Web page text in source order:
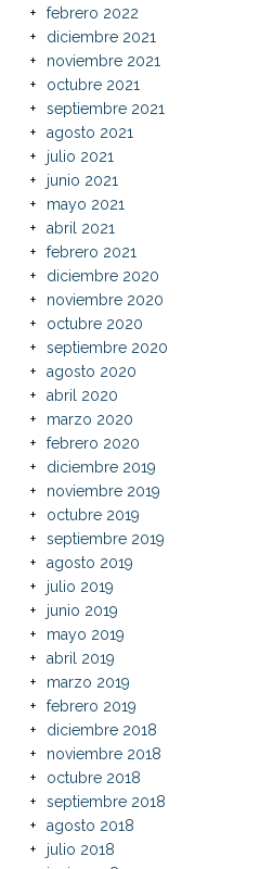
febrero 2022
diciembre 2021
noviembre 2021
octubre 2021
septiembre 2021
agosto 2021
julio 2021
junio 2021
mayo 2021
abril 2021
febrero 2021
diciembre 2020
noviembre 2020
octubre 2020
septiembre 2020
agosto 2020
abril 2020
marzo 2020
febrero 2020
diciembre 2019
noviembre 2019
octubre 2019
septiembre 2019
agosto 2019
julio 2019
junio 2019
mayo 2019
abril 2019
marzo 2019
febrero 2019
diciembre 2018
noviembre 2018
octubre 2018
septiembre 2018
agosto 2018
julio 2018